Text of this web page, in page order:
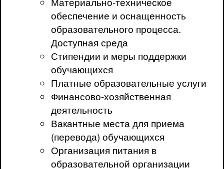
обеспечение и оснащенность
образовательного процесса.
Доступная среда
Стипендии и меры поддержки
обучающихся
Платные образовательные услуги
Финансово-хозяйственная
деятельность
Вакантные места для приема
(перевода) обучающихся
Организация питания в
образовательной организации